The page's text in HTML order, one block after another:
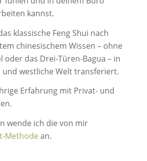
kannst.
klassische Feng Shui nach
chinesischem Wissen – ohne
oder das Drei-Türen-Bagua – in
und westliche Welt transferiert.
Erfahrung mit Privat- und
wende ich die von mir
Methode an.